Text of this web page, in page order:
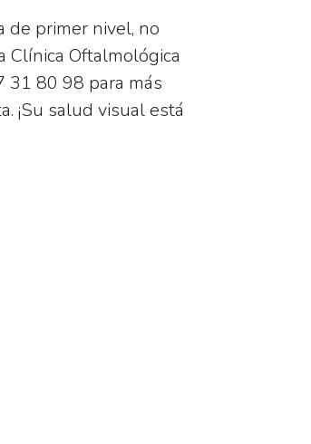
de primer nivel, no
Clínica Oftalmológica
31 80 98 para más
¡Su salud visual está